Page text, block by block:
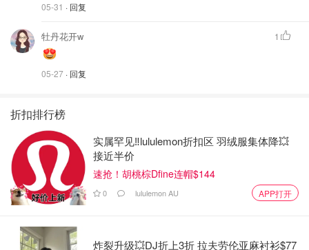
05-31 · 回复
牡丹花开w
05-27 · 回复
1
折扣排行榜
实属罕见‼️lululemon折扣区 羽绒服集体降💥
接近半价
速抢！胡桃棕Dfine连帽$144
0 lululemon AU APP打开
炸裂升级💥DJ折上3折 拉夫劳伦亚麻衬衫$77